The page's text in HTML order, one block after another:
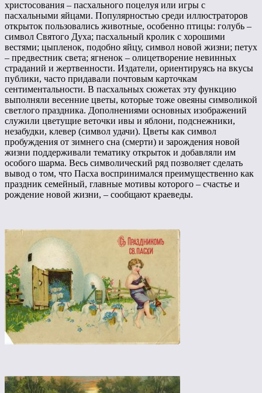
христосования – пасхального поцелуя или игры с
пасхальными яйцами. Популярностью среди иллюстраторов
открыток пользовались животные, особенно птицы: голубь –
символ Святого Духа; пасхальный кролик с хорошими
вестями; цыпленок, подобно яйцу, символ новой жизни; петух
– предвестник света; ягненок – олицетворение невинных
страданий и жертвенности. Издатели, ориентируясь на вкусы
публики, часто придавали почтовым карточкам
сентиментальности. В пасхальных сюжетах эту функцию
выполняли весенние цветы, которые тоже овеяны символикой
светлого праздника. Дополнениями основных изображений
служили цветущие веточки ивы и яблони, подснежники,
незабудки, клевер (символ удачи). Цветы как символ
пробуждения от зимнего сна (смерти) и зарождения новой
жизни поддерживали тематику открыток и добавляли им
особого шарма. Весь символический ряд позволяет сделать
вывод о том, что Пасха воспринимался преимущественно как
праздник семейный, главные мотивы которого – счастье и
рождение новой жизни, – сообщают краеведы.